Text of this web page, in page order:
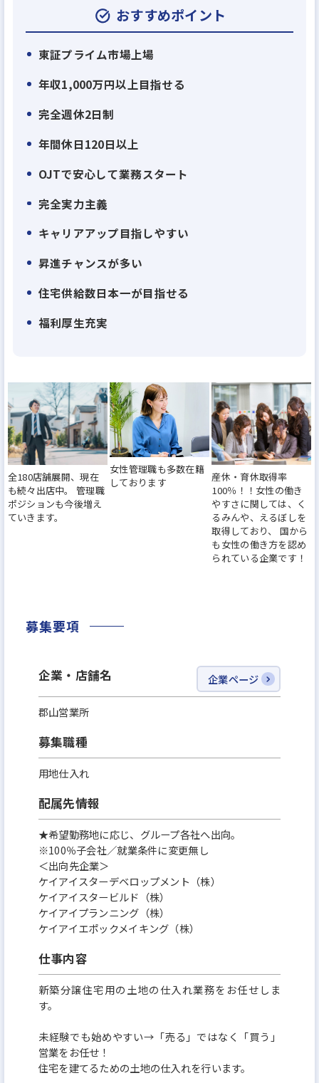
介営業の会社などの同業や異業界の営業や販売出身
者の若くて優秀なメンバーが続々とジョインいただ
いています。その主な理由は２つ。
・理由１：住宅供給数日本一に向け業績右肩上がり
＝キャリアアップを目指しやすい
上場以来、業績は右肩上がり、弊社が現在目指して
能ペース。あと6年以内でNo1を達成します。そんな
伸びに伸びている弊社ですから、業績拡大ペースに
長クラスはもちろん、役員も十分目指せます。上場
企業の幹部になれるチャンスのある企業はそう多く
はないはず。
・理由２：離職率業界平均の半分以下！『働きがい
当社は、男女・社歴などを問わないフラットな評価
体制、高い給与水準、産休育休取得のしやすさ、産
休後の時短・時差・在宅勤務、残業時間の削減…な
どなど、社員の働く環境づくりに力を入れてきまし
た。『働きがいのある会社』のベストカンパニーに
も選出されました。その結果、離職率は業界水準の
半分以下になっています。
※その他、厚生労働大臣から女性の活躍推進、子育
で初めて、2年連続で女性活躍推進に優れた企業「な
今より安定した環境で、もっと大きなキャリアを描
けるチャンスに挑戦してみませんか？
おすすめポイント
東証プライム市場上場
年収1,000万円以上目指せる
完全週休2日制
年間休日120日以上
OJTで安心して業務スタート
完全実力主義
キャリアアップ目指しやすい
昇進チャンスが多い
住宅供給数日本一が目指せる
福利厚生充実
全180店舗展開、現在
も続々出店中。 管理職
ポジションも今後増え
ていきます。
女性管理職も多数在籍
しております
産休・育休取得率
100％！！女性の働き
やすさに関しては、く
るみんや、えるぼしを
取得しており、 国から
も女性の働き方を認め
られている企業です！
募集要項
企業・店舗名 企業ページ
郡山営業所
募集職種
用地仕入れ
配属先情報
★希望勤務地に応じ、グループ各社へ出向。
※100％子会社／就業条件に変更無し
＜出向先企業＞
ケイアイスターデベロップメント（株）
ケイアイスタービルド（株）
ケイアイプランニング（株）
ケイアイエポックメイキング（株）
仕事内容
新築分譲住宅用の土地の仕入れ業務をお任せしま
す。
未経験でも始めやすい→「売る」ではなく「買う」
営業をお任せ！
住宅を建てるための土地の仕入れを行います。